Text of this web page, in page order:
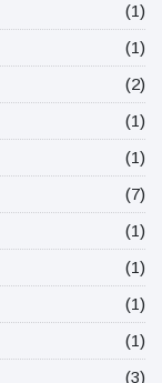
(1)
(1)
(2)
(1)
(1)
(7)
(1)
(1)
(1)
(1)
(3)